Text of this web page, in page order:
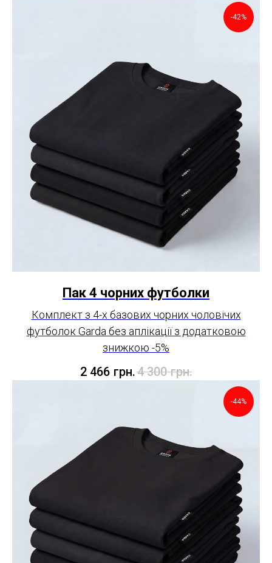
-42%
Пак 4 чорних футболки
Комплект з 4-х базових чорних чоловічих
футболок Garda без аплікації з додатковою
знижкою -5%
2 466 грн.4 300 грн.
-44%